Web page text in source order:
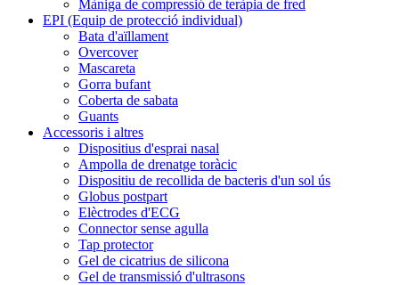
Màniga de compressió de teràpia de fred
EPI (Equip de protecció individual)
Bata d'aïllament
Overcover
Mascareta
Gorra bufant
Coberta de sabata
Guants
Accessoris i altres
Dispositius d'esprai nasal
Ampolla de drenatge toràcic
Dispositiu de recollida de bacteris d'un sol ús
Globus postpart
Elèctrodes d'ECG
Connector sense agulla
Tap protector
Gel de cicatrius de silicona
Gel de transmissió d'ultrasons